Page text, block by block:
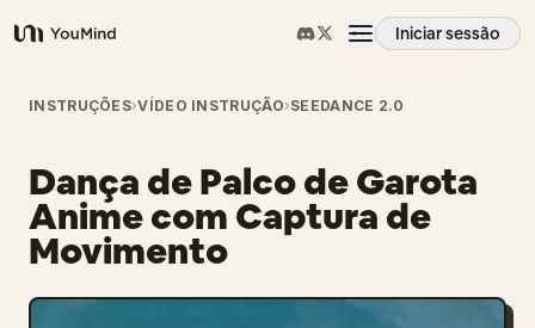
YouMind
Iniciar sessão
Visão geral
Casos de uso
Habilidades
INSTRUÇÕES›VÍDEO INSTRUÇÃO›SEEDANCE 2.0
Dança de Palco de Garota
Anime com Captura de
Movimento